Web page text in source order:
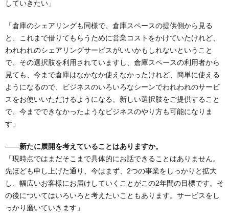
していきたい」
「倉庫のシェアリングも同様で、倉庫スペースの提供側から見る
と、これまで借りてもらうために営業コストをかけていたけれど、
われわれのシェアリングサービスがいいかもしれないということ
で、その選択肢を利用されていますし、倉庫スペースの利用者から
見ても、今まで倉庫はなかなか使えなかったけれど、簡単に使える
ようになるので、ビジネスのいろいろなシーンでわれわれのサービ
スをお使いいただけるようになる。新しい選択肢をご提供すること
で、今までできなかったようなビジネスのやり方も可能になりま
す」
――新たに展開を考えていることはありますか。
「現時点ではまだそこまで具体的にお話できることはありません。
先ほども申し上げた通り、今はまず、2つの事業をしっかりと拡大
し、幅広いお客様にお届けしていくことがこの2年間の目標です。そ
の後についてはいろいろと考えたいこともあります。サービスをし
っかり磨いていきます」